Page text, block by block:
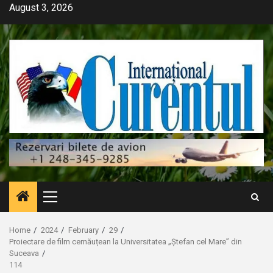
Skip
content
August 3, 2026
Primary
Menu
Home 2024 February
29
Proiectare de film cernăuțean la Universitatea „Ștefan cel Mare” din
Suceava
114